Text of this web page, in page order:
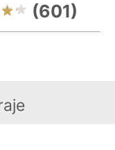
(601)